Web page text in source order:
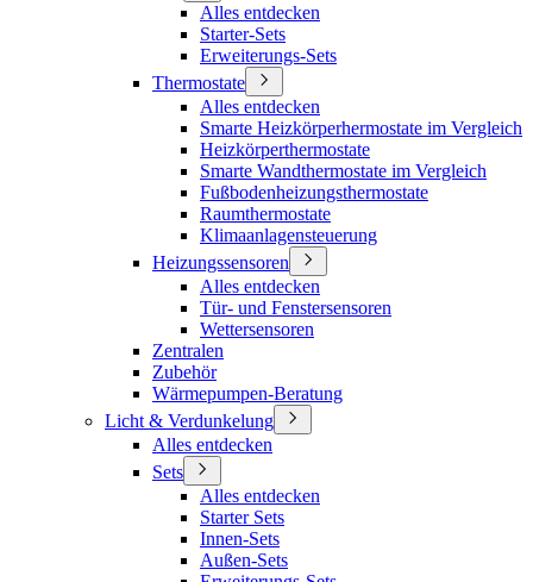
Alles entdecken
Starter-Sets
Erweiterungs-Sets
Thermostate
Alles entdecken
Smarte Heizkörperhermostate im Vergleich
Heizkörperthermostate
Smarte Wandthermostate im Vergleich
Fußbodenheizungsthermostate
Raumthermostate
Klimaanlagensteuerung
Heizungssensoren
Alles entdecken
Tür- und Fenstersensoren
Wettersensoren
Zentralen
Zubehör
Wärmepumpen-Beratung
Licht & Verdunkelung
Alles entdecken
Sets
Alles entdecken
Starter Sets
Innen-Sets
Außen-Sets